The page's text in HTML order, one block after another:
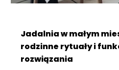
Jadalnia w małym
rodzinne rytuały i
rozwiązania